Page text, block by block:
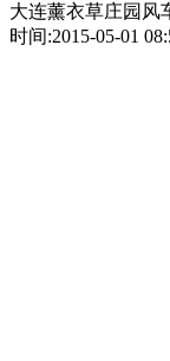
大连薰衣草庄园风
时间:2015-05-01